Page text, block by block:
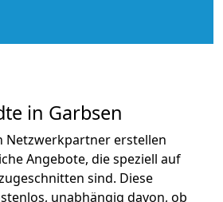
in Garbsen
Netzwerkpartner erstellen
Angebote, die speziell auf
sind. Diese
unabhängig davon, ob